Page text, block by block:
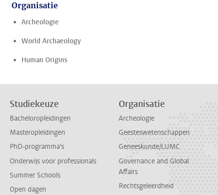
Organisatie
Archeologie
World Archaeology
Human Origins
Studiekeuze
Bacheloropleidingen
Masteropleidingen
PhD-programma's
Onderwijs voor professionals
Summer Schools
Open dagen
Organisatie
Archeologie
Geesteswetenschappen
Geneeskunde/LUMC
Governance and Global
Affairs
Rechtsgeleerdheid